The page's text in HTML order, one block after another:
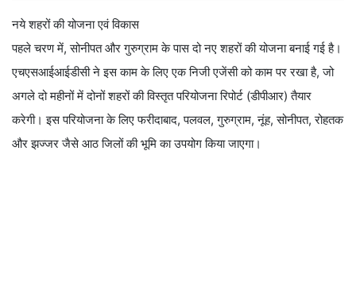
नये शहरों की योजना एवं विकास
पहले चरण में, सोनीपत और गुरुग्राम के पास दो नए शहरों की योजना बनाई गई है।
एचएसआईआईडीसी ने इस काम के लिए एक निजी एजेंसी को काम पर रखा है, जो
अगले दो महीनों में दोनों शहरों की विस्तृत परियोजना रिपोर्ट (डीपीआर) तैयार
करेगी। इस परियोजना के लिए फरीदाबाद, पलवल, गुरुग्राम, नूंह, सोनीपत, रोहतक
और झज्जर जैसे आठ जिलों की भूमि का उपयोग किया जाएगा।